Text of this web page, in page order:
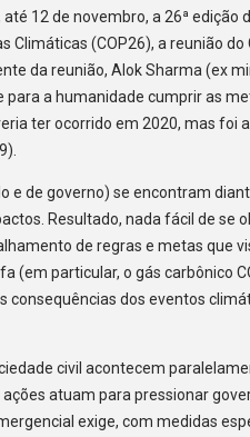
12 de novembro, a 26ª edição
Climáticas (COP26), a reunião do
da reunião, Alok Sharma (ex
para a humanidade cumprir as
ter ocorrido em 2020, mas foi
e de governo) se encontram
Resultado, nada fácil de se
de regras e metas que
(em particular, o gás carbônico
consequências dos eventos
civil acontecem
atuam para pressionar
exige, com medidas